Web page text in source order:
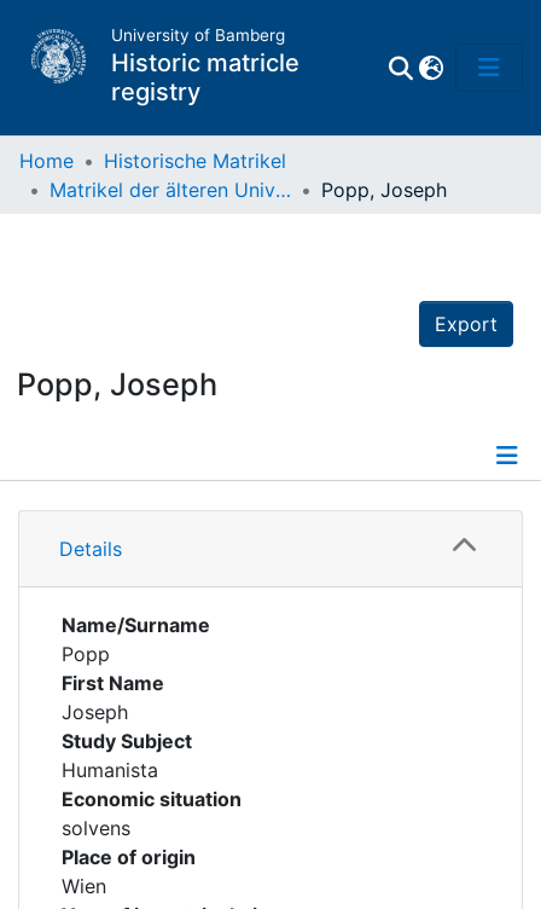
University of Bamberg
Historic matricle
registry
Home
Historische Matrikel
Matrikel der älteren Universität
Popp, Joseph
Export
Popp, Joseph
Details
Details
Name/Surname
Popp
First Name
Joseph
Study Subject
Humanista
Economic situation
solvens
Place of origin
Wien